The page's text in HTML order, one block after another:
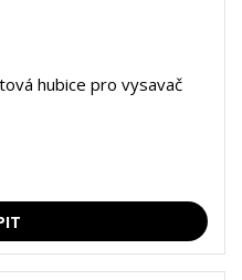
hubice pro vysavač